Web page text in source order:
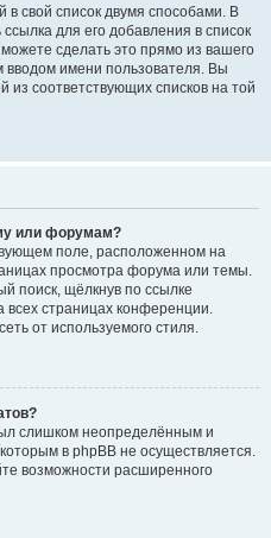
свой список двумя способами. В
для его добавления в список
сделать это прямо из вашего
вводом имени пользователя. Вы
из соответствующих списков на той
или форумам?
поле, расположенном на
просмотра форума или темы.
поиск, щёлкнув по ссылке
страницах конференции.
от используемого стиля.
слишком неопределённым и
в phpBB не осуществляется.
возможности расширенного